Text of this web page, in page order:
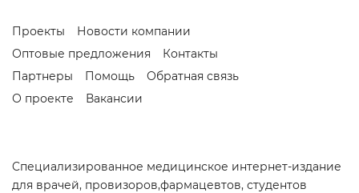
Проекты
Новости компании
Оптовые предложения
Контакты
Партнеры
Помощь
Обратная связь
О проекте
Вакансии
Cпециализированное медицинское интернет-издание
для врачей, провизоров,фармацевтов, студентов